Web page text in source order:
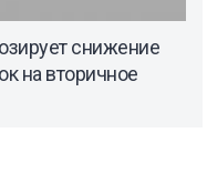
снижение
на вторичное